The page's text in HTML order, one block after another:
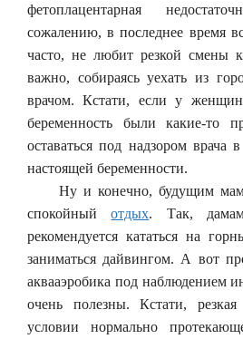
фетоплацентарная
сожалению, в последнее время
часто, не любит резкой смены
важно, собираясь уехать из
врачом. Кстати, если у
беременность были какие-то
оставаться под надзором врача
настоящей беременности.
Ну и конечно, будущим
спокойныйотдых. Так,
рекомендуется кататься на
заниматься дайвингом. А вот
аквааэробика под наблюдением
очень полезны. Кстати,
условии нормально